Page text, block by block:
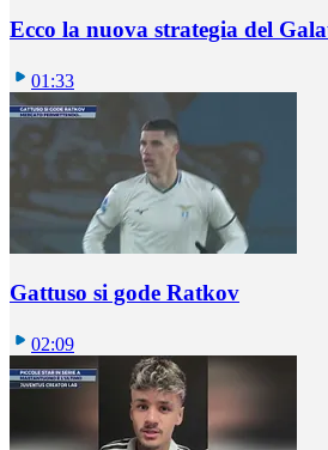
Ecco la nuova strategia del
01:33
Gattuso si gode Ratkov
02:09